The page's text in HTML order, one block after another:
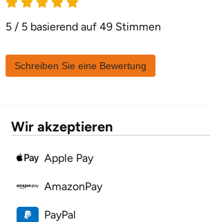
5 / 5 basierend auf 49 Stimmen
Schreiben Sie eine Bewertung
Wir akzeptieren
Apple Pay
AmazonPay
PayPal
Kerken
Kiel
Kronach
Kulmbach